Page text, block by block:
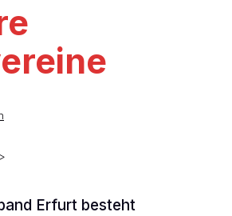
>
Erfurt besteht